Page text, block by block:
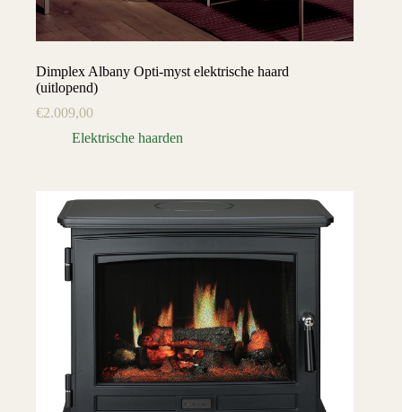
Dimplex Albany Opti-myst elektrische haard
(uitlopend)
€2.009,00
Elektrische haarden